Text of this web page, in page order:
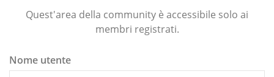
Quest'area della community è accessibile solo ai
membri registrati.
Nome utente